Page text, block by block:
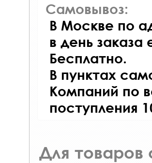
Самовывоз:
В Москве по
в день
Бесплатно.
В пунктах
Компаний по
поступления
Для товаров